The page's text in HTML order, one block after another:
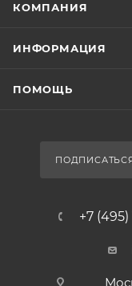
КОМПАНИЯ
ИНФОРМАЦИЯ
ПОМОЩЬ
+7